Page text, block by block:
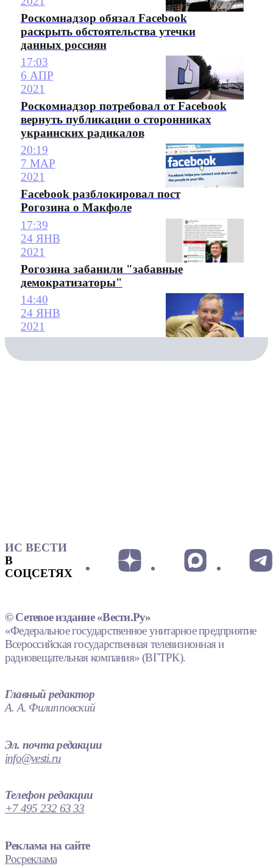
Роскомнадзор обязал Facebook
раскрыть обстоятельства утечки
данных россиян
17:03
6 АПР
2021
Роскомнадзор потребовал от Facebook
вернуть публикации о сторонниках
украинских радикалов
20:19
7 МАР
2021
Facebook разблокировал пост
Рогозина о Макфоле
17:39
24 ЯНВ
2021
Рогозина забанили "забавные
демократизаторы"
14:40
24 ЯНВ
2021
ИС ВЕСТИ
В
СОЦСЕТЯХ
© Сетевое издание «Вести.Ру»
«Федеральное государственное унитарное предприятие
Всероссийская государственная телевизионная и
радиовещательная компания» (ВГТРК).
Главный редактор
А. А. Филипповский
Эл. почта редакции
info@vesti.ru
Телефон редакции
+7 495 232 63 33
Реклама на сайте
Росреклама